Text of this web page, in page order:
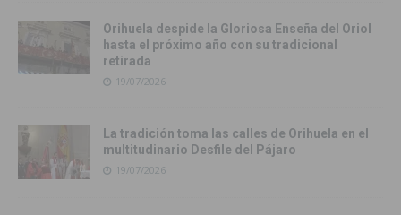
Orihuela despide la Gloriosa Enseña del Oriol
hasta el próximo año con su tradicional
retirada
19/07/2026
La tradición toma las calles de Orihuela en el
multitudinario Desfile del Pájaro
19/07/2026